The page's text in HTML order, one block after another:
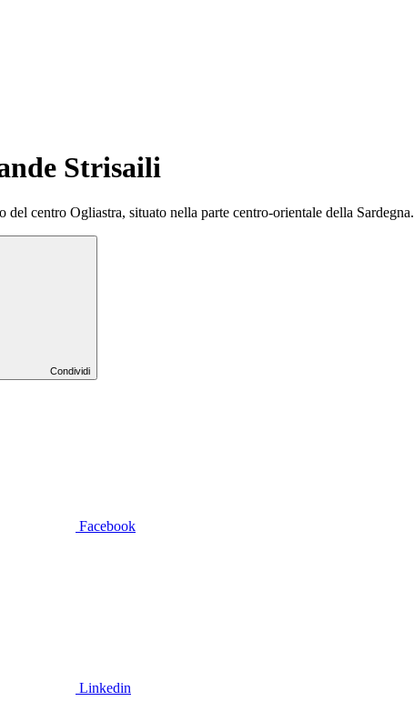
Strisaili
centro Ogliastra, situato nella parte centro-orientale della Sardegna.
Condividi
Facebook
Linkedin